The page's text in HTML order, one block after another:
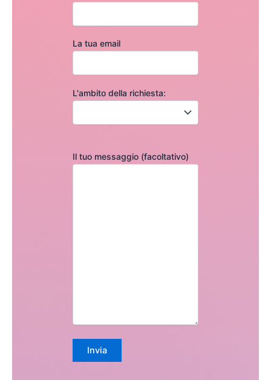
La tua email
L'ambito della richiesta:
Il tuo messaggio (facoltativo)